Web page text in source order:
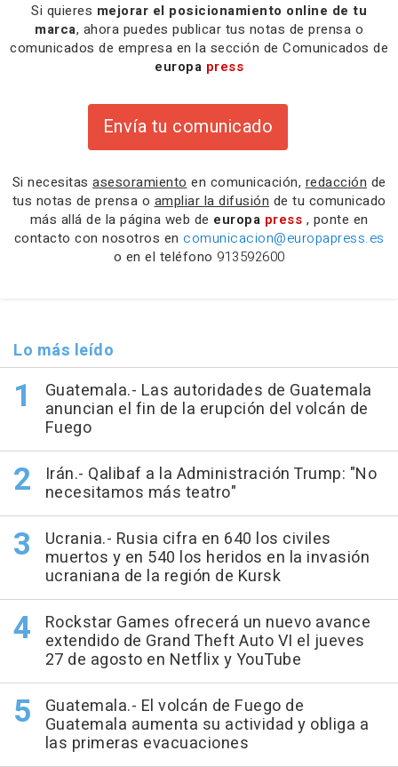
Si quieres mejorar el posicionamiento online de tu
marca, ahora puedes publicar tus notas de prensa o
comunicados de empresa en la sección de Comunicados de
europa press
Envía tu comunicado
Si necesitas asesoramiento en comunicación, redacción de
tus notas de prensa o ampliar la difusión de tu comunicado
más allá de la página web de europa press , ponte en
contacto con nosotros en comunicacion@europapress.es
o en el teléfono 913592600
Lo más leído
Guatemala.- Las autoridades de Guatemala
anuncian el fin de la erupción del volcán de
Fuego
Irán.- Qalibaf a la Administración Trump: "No
necesitamos más teatro"
Ucrania.- Rusia cifra en 640 los civiles
muertos y en 540 los heridos en la invasión
ucraniana de la región de Kursk
Rockstar Games ofrecerá un nuevo avance
extendido de Grand Theft Auto VI el jueves
27 de agosto en Netflix y YouTube
Guatemala.- El volcán de Fuego de
Guatemala aumenta su actividad y obliga a
las primeras evacuaciones